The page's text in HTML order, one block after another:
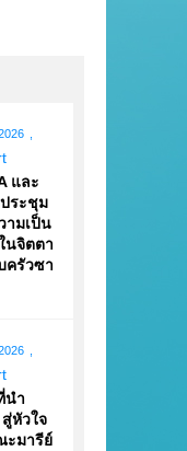
และ
ระชุม
ามเป็น
นจิตตา
ครัวซา
นำ
หัวใจ
ะมารีย์